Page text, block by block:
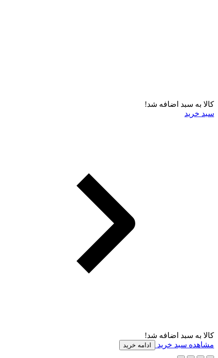
کالا به سبد اضافه شد!
سبد خرید
کالا به سبد اضافه شد!
مشاهده سبد خرید
ادامه خرید